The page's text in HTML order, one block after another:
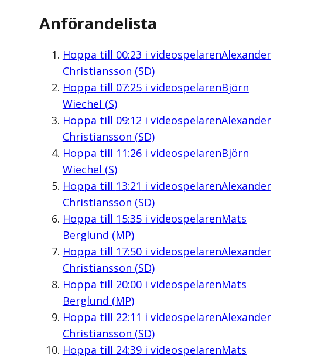
Anförandelista
Hoppa till 00:23 i videospelarenAlexander
Christiansson (SD)
Hoppa till 07:25i videospelarenBjörn
Wiechel (S)
Hoppa till 09:12 i videospelarenAlexander
Christiansson (SD)
Hoppa till 11:26i videospelarenBjörn
Wiechel (S)
Hoppa till 13:21 i videospelarenAlexander
Christiansson (SD)
Hoppa till 15:35i videospelarenMats
Berglund (MP)
Hoppa till 17:50i videospelarenAlexander
Christiansson (SD)
Hoppa till 20:00i videospelarenMats
Berglund (MP)
Hoppa till 22:11 i videospelarenAlexander
Christiansson (SD)
Hoppa till 24:39i videospelarenMats